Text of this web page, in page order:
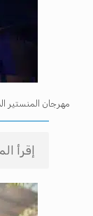
مهرجان المنستير
إقرأ